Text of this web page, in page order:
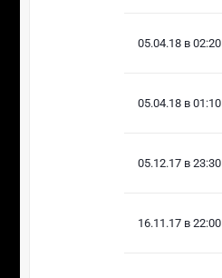
05.04.18 в 02:20
05.04.18 в 01:10
05.12.17 в 23:30
16.11.17 в 22:00